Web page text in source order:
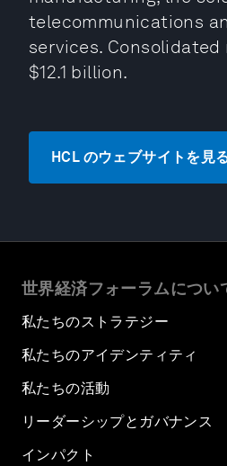
telecommunications
services.
$12.1 billion.
HCL のウェブサイトを見
世界経済フォーラムについ
私たちのストラテジー
私たちのアイデンティティ
私たちの活動
リーダーシップとガバナンス
インパクト